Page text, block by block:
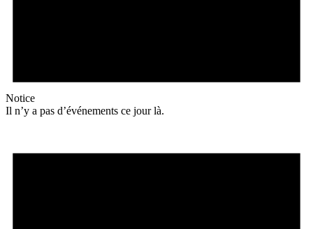
Notice
Il n’y a pas d’événements ce jour là.